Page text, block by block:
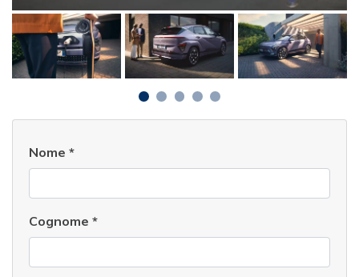
Nome *
Cognome *